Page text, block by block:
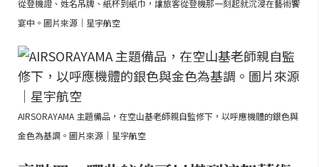
從登機證、姓名吊牌、紙杯到紙巾，讓旅客從登機那一刻起就沉浸在藝術饗
宴中。圖片來源｜星宇航空
AIRSORAYAMA 主題備品，在空山基老師親自監修下，以呼應機體的銀色與
金色為基調。圖片來源｜星宇航空